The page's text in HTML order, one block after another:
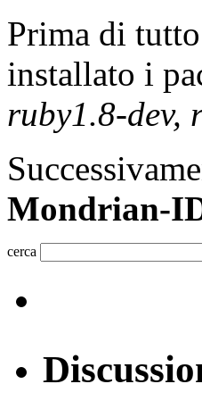
Prima di
installato i
ruby1.8-dev,
Mondrian-
cerca